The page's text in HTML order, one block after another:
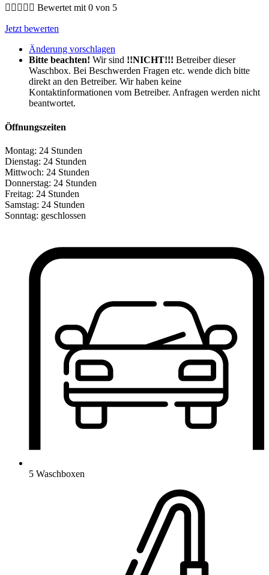
     Bewertet mit 0 von 5
Jetzt bewerten
Änderung vorschlagen
Bitte beachten! Wir sind !!NICHT!!! Betreiber dieser
Waschbox. Bei Beschwerden Fragen etc. wende dich bitte
direkt an den Betreiber. Wir haben keine
Kontaktinformationen vom Betreiber. Anfragen werden nicht
beantwortet.
Öffnungszeiten
Montag: 24 Stunden
Dienstag: 24 Stunden
Mittwoch: 24 Stunden
Donnerstag: 24 Stunden
Freitag: 24 Stunden
Samstag: 24 Stunden
Sonntag: geschlossen
5 Waschboxen